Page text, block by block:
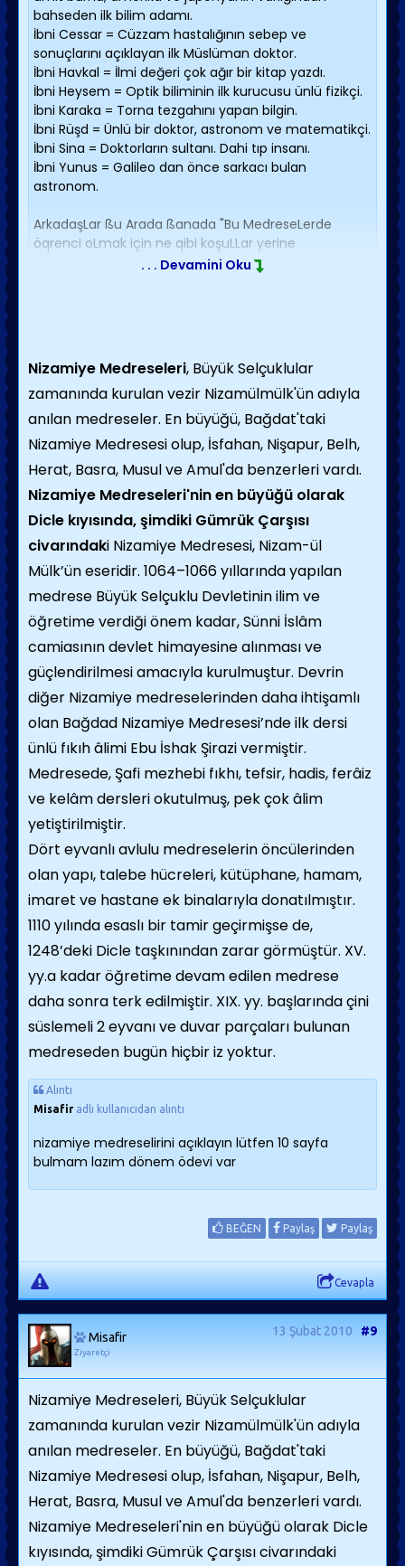
bahseden ilk bilim adamı.
İbni Cessar = Cüzzam hastalığının sebep ve
sonuçlarını açıklayan ilk Müslüman doktor.
İbni Havkal = İlmi değeri çok ağır bir kitap yazdı.
İbni Heysem = Optik biliminin ilk kurucusu ünlü fizikçi.
İbni Karaka = Torna tezgahını yapan bilgin.
İbni Rüşd = Ünlü bir doktor, astronom ve matematikçi.
İbni Sina = Doktorların sultanı. Dahi tıp insanı.
İbni Yunus = Galileo dan önce sarkacı bulan
astronom.
ArkadaşLar ßu Arada ßanada "Bu MedreseLerde
öqrenci oLmak için ne qibi koşuLLar yerine
qetiriLmedir, MedreseLerin qiderLeri NasıL
. . . Devamini Oku
Nizamiye Medreseleri, Büyük Selçuklular
zamanında kurulan vezir Nizamülmülk'ün adıyla
anılan medreseler. En büyüğü, Bağdat'taki
Nizamiye Medresesi olup, İsfahan, Nişapur, Belh,
Herat, Basra, Musul ve Amul'da benzerleri vardı.
Nizamiye Medreseleri'nin en büyüğü olarak
Dicle kıyısında, şimdiki Gümrük Çarşısı
civarındaki Nizamiye Medresesi, Nizam-ül
Mülk’ün eseridir. 1064–1066 yıllarında yapılan
medrese Büyük Selçuklu Devletinin ilim ve
öğretime verdiği önem kadar, Sünni İslâm
camiasının devlet himayesine alınması ve
güçlendirilmesi amacıyla kurulmuştur. Devrin
diğer Nizamiye medreselerinden daha ihtişamlı
olan Bağdad Nizamiye Medresesi’nde ilk dersi
ünlü fıkıh âlimi Ebu İshak Şirazi vermiştir.
Medresede, Şafi mezhebi fıkhı, tefsir, hadis, ferâiz
ve kelâm dersleri okutulmuş, pek çok âlim
yetiştirilmiştir.
Dört eyvanlı avlulu medreselerin öncülerinden
olan yapı, talebe hücreleri, kütüphane, hamam,
imaret ve hastane ek binalarıyla donatılmıştır.
1110 yılında esaslı bir tamir geçirmişse de,
1248’deki Dicle taşkınından zarar görmüştür. XV.
yy.a kadar öğretime devam edilen medrese
daha sonra terk edilmiştir. XIX. yy. başlarında çini
süslemeli 2 eyvanı ve duvar parçaları bulunan
medreseden bugün hiçbir iz yoktur.
Alıntı
Misafir adlı kullanıcıdan alıntı
nizamiye medreselirini açıklayın lütfen 10 sayfa
bulmam lazım dönem ödevi var
BEĞEN Paylaş Paylaş
Cevapla
Misafir
Ziyaretçi
13 Şubat 2010 #9
Nizamiye Medreseleri, Büyük Selçuklular
zamanında kurulan vezir Nizamülmülk'ün adıyla
anılan medreseler. En büyüğü, Bağdat'taki
Nizamiye Medresesi olup, İsfahan, Nişapur, Belh,
Herat, Basra, Musul ve Amul'da benzerleri vardı.
Nizamiye Medreseleri'nin en büyüğü olarak Dicle
kıyısında, şimdiki Gümrük Çarşısı civarındaki